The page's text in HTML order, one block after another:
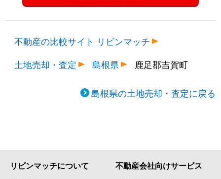
不動産の比較サイト リビンマッチ
土地売却・査定
島根県 鹿足郡吉賀町
島根県の土地売却・査定に戻る
リビンマッチについて 不動産会社向けサービス